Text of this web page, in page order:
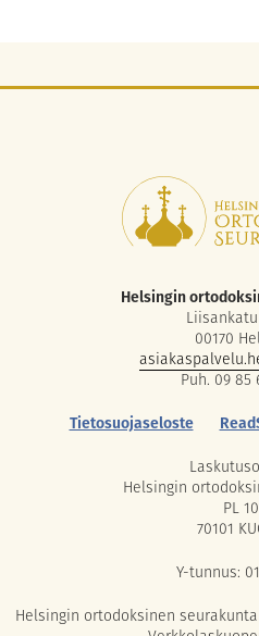
Helsingin
Liisankatu
00170
Puh. 09 85
Tietosuojaseloste
Helsingin
PL
70101
Y-tunnus:
Helsingin ortodoksinen seurakunta